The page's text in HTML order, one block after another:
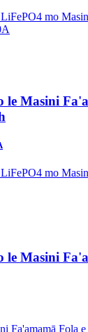
le Masini
le Masini